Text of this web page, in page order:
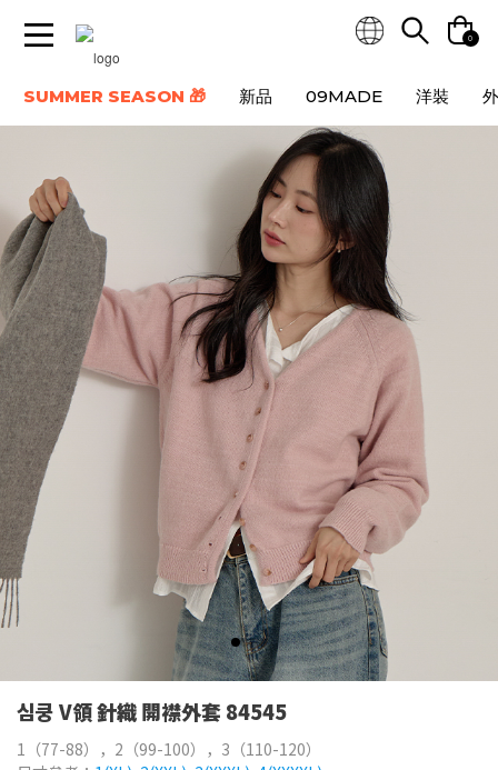
0
SUMMER SEASON 🎁 新品 09MADE 洋裝
심쿵 V領 針織 開襟外套 84545
1（77-88），2（99-100），3（110-120）